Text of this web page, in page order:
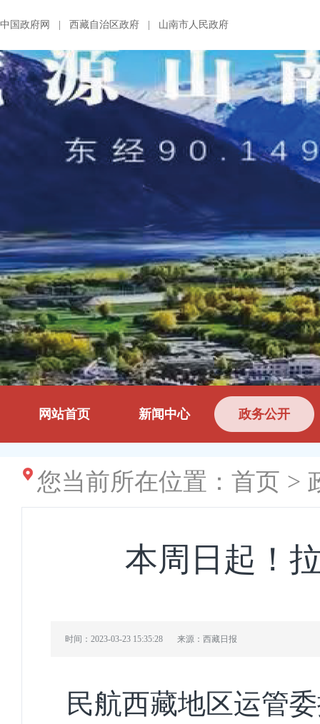
中国政府网 西藏自治区政府 山南市人民政府
网站首页 新闻中心 政务公开
您当前所在位置： 首页 >
本周日起！
时间：2023-03-23 15:35:28 来源：西藏日报
民航西藏地区运管